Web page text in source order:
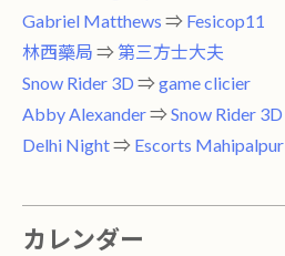
Gabriel Matthews ⇒ Fesicop11
林西藥局 ⇒ 第三方士大夫
Snow Rider 3D ⇒ game clicier
Abby Alexander⇒ Snow Rider 3D
Delhi Night⇒ Escorts Mahipalpur
カレンダー